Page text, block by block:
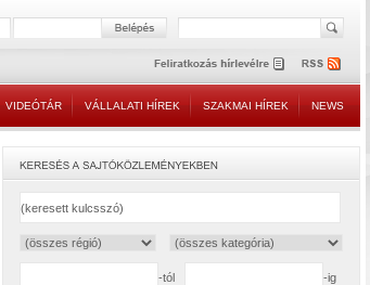
VIDEÓTÁR VÁLLALATI HÍREK SZAKMAI HÍREK NEWS
-tól -ig